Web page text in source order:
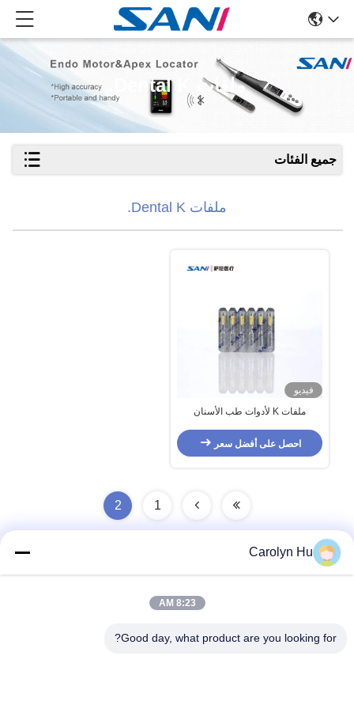
ملفات Dental K.
جميع الفئات
ملفات Dental K.
فيديو
ملفات K لأدوات طب الأسنان
احصل على أفضل سعر
1
2
العنوان
Carolyn Hu
8:23 AM
Good day, what product are you looking for?